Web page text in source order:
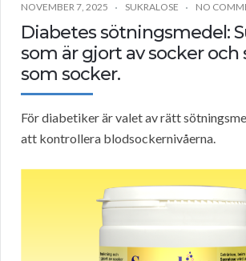
NOVEMBER 7, 2025 SUKRALOSE NO
Diabetes sötningsmedel:
som är gjort av socker och
som socker.
För diabetiker är valet av rätt
att kontrollera blodsockernivåerna.